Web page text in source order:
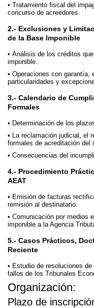
Tratamiento fiscal del
concurso de acreedores.
2.- Exclusiones y
de la Base Imponible
Análisis de los créditos
imponible.
Operaciones con garantía,
particularidades y
3.- Calendario de
Formales
Determinación de los
La reclamación judicial, el
formales de acreditación del
Consecuencias del
4.- Procedimiento
AEAT
Emisión de facturas
remisión al destinatario.
Comunicación por medios
imponible a la Agencia
5.- Casos Prácticos,
Reciente
Estudio de resoluciones
fallos de los Tribunales
Organización:
Plazo de